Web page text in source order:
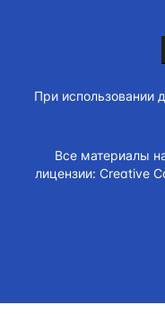
При использовании
Все материалы
лицензии: Creative